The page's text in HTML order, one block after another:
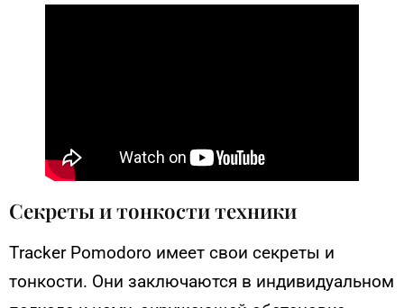
Секреты и тонкости техники
Тracker Pomodoro имеет свои секреты и
тонкости. Они заключаются в индивидуальном